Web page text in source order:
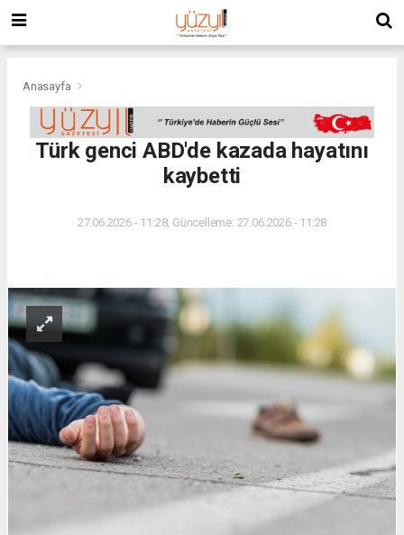
Anasayfa
Türk genci ABD'de kazada hayatını
kaybetti
27.06.2026 - 11:28, Güncelleme: 27.06.2026 - 11:28